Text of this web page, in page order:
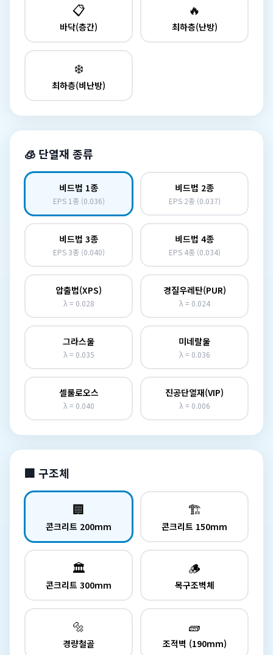
📋
바닥(층간)
🔥
최하층(난방)
❄️
최하층(비난방)
🧊 단열재 종류
비드법 1종
EPS 1종 (0.036)
비드법 2종
EPS 2종 (0.037)
비드법 3종
EPS 3종 (0.040)
비드법 4종
EPS 4종 (0.034)
압출법(XPS)
λ = 0.028
경질우레탄(PUR)
λ = 0.024
그라스울
λ = 0.035
미네랄울
λ = 0.036
셀룰로오스
λ = 0.040
진공단열재(VIP)
λ = 0.006
🏢 구조체
🏢
콘크리트 200mm
🏗️
콘크리트 150mm
🏛️
콘크리트 300mm
🪵
목구조벽체
🔩
경량철골
🧱
조적벽 (190mm)